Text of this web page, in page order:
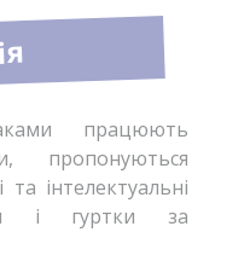
працюють
пропонуються
інтелектуальні
і гуртки за